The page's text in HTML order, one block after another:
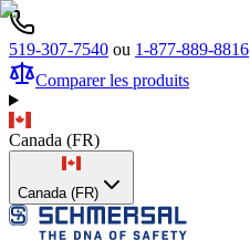
519-307-7540 ou 1-877-889-8816
Comparer les produits
Canada (FR)
Canada (FR)